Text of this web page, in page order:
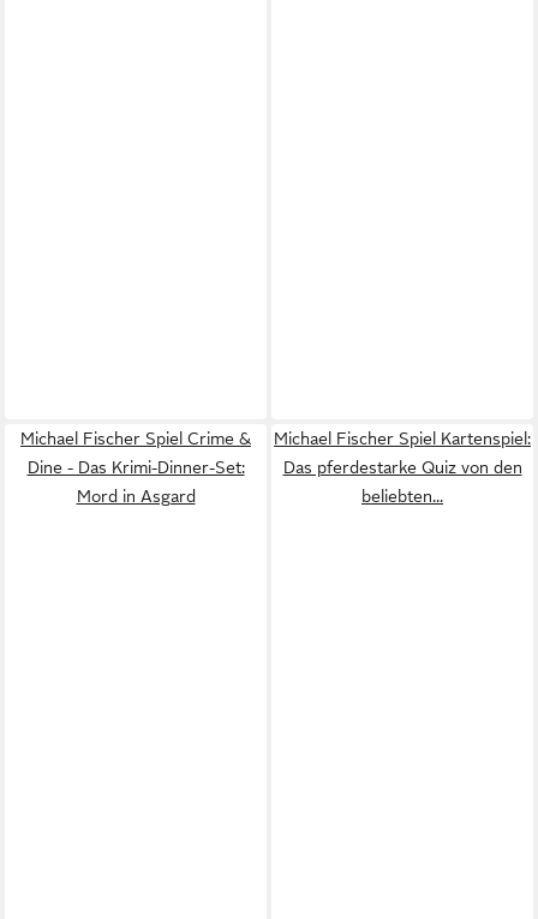
Michael Fischer Spiel Crime &
Dine - Das Krimi-Dinner-Set:
Mord in Asgard
Michael Fischer Spiel Kartenspiel:
Das pferdestarke Quiz von den
beliebten...